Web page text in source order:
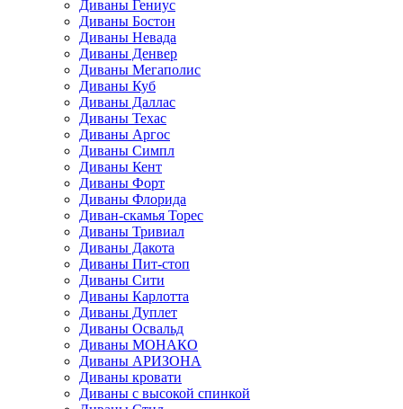
Диваны Гениус
Диваны Бостон
Диваны Невада
Диваны Денвер
Диваны Мегаполис
Диваны Куб
Диваны Даллас
Диваны Техас
Диваны Аргос
Диваны Симпл
Диваны Кент
Диваны Форт
Диваны Флорида
Диван-скамья Торес
Диваны Тривиал
Диваны Дакота
Диваны Пит-стоп
Диваны Сити
Диваны Карлотта
Диваны Дуплет
Диваны Освальд
Диваны МОНАКО
Диваны АРИЗОНА
Диваны кровати
Диваны с высокой спинкой